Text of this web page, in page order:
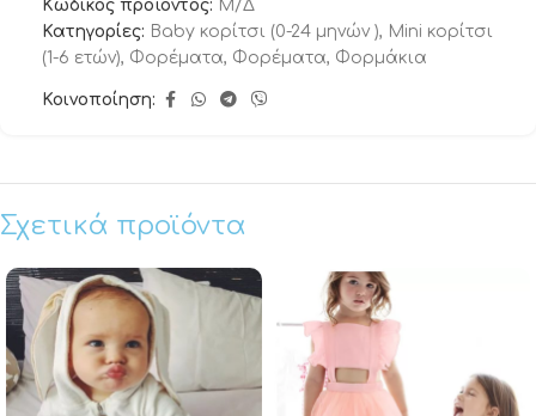
Κωδικός προϊόντος: Μ/Δ
Κατηγορίες: Baby κορίτσι (0-24 μηνών ), Mini κορίτσι
(1-6 ετών), Φορέματα, Φορέματα, Φορμάκια
Κοινοποίηση:
Σχετικά προϊόντα